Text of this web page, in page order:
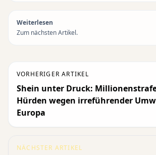
Weiterlesen
Zum nächsten Artikel.
VORHERIGER ARTIKEL
Shein unter Druck:
Hürden wegen irreführender
Europa
NÄCHSTER ARTIKEL